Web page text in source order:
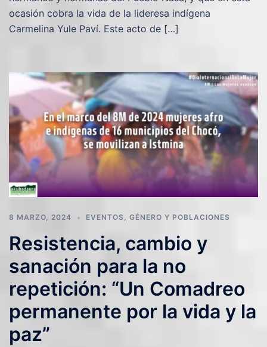
ocasión cobra la vida de la lideresa indígena
Carmelina Yule Paví. Este acto de […]
8 MARZO, 2024 EVENTOS , GÉNERO Y POBLACIONES
Resistencia, cambio y
sanación para la no
repetición: “Un Comadreo
permanente por la vida y la
paz”